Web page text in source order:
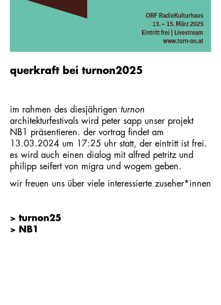
querkraft bei turnon2025
im rahmen des diesjährigen turnon
architekturfestivals wird peter sapp unser projekt
NB1
präsentieren. der vortrag findet am
13.03.2024 um 17:25 uhr statt, der eintritt ist frei.
es wird auch einen dialog mit alfred petritz und
philipp seifert von migra und wogem geben.
wir freuen uns über viele interessierte zuseher*innen
> turnon25
> NB1